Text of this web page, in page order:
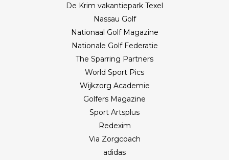
De Krim vakantiepark Texel
Nassau Golf
Nationaal Golf Magazine
Nationale Golf Federatie
The Sparring Partners
World Sport Pics
Wijkzorg Academie
Golfers Magazine
Sport Artsplus
Redexim
Via Zorgcoach
adidas